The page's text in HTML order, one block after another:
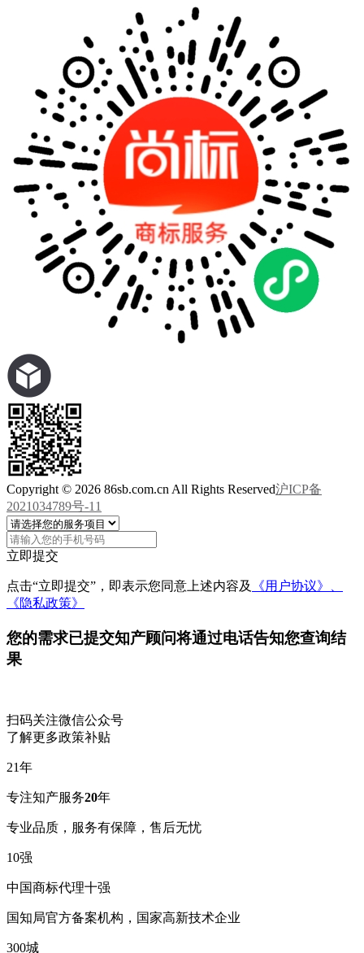
Copyright © 2026 86sb.com.cn All Rights Reserved沪ICP备
2021034789号-11
立即提交
点击“立即提交”，即表示您同意上述内容及
《用户协议》、
《隐私政策》
您的需求已提交知产顾问将通过电话告知您查询结
果
扫码关注微信公众号
了解更多政策补贴
21年
专注知产服务20年
专业品质，服务有保障，售后无忧
10强
中国商标代理十强
国知局官方备案机构，国家高新技术企业
300城